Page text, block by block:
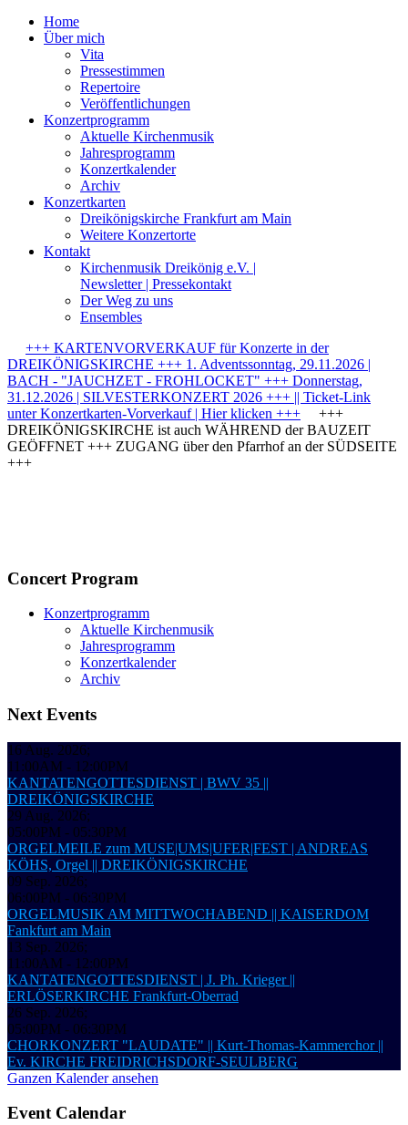
Home
Über mich
Vita
Pressestimmen
Repertoire
Veröffentlichungen
Konzertprogramm
Aktuelle Kirchenmusik
Jahresprogramm
Konzertkalender
Archiv
Konzertkarten
Dreikönigskirche Frankfurt am Main
Weitere Konzertorte
Kontakt
Kirchenmusik Dreikönig e.V. |
Newsletter | Pressekontakt
Der Weg zu uns
Ensembles
+++ KARTENVORVERKAUF für Konzerte in der
DREIKÖNIGSKIRCHE +++ 1. Adventssonntag, 29.11.2026 |
BACH - "JAUCHZET - FROHLOCKET" +++ Donnerstag,
31.12.2026 | SILVESTERKONZERT 2026 +++ || Ticket-Link
unter Konzertkarten-Vorverkauf | Hier klicken +++ +++
DREIKÖNIGSKIRCHE ist auch WÄHREND der BAUZEIT
GEÖFFNET +++ ZUGANG über den Pfarrhof an der SÜDSEITE
+++
Concert Program
Konzertprogramm
Aktuelle Kirchenmusik
Jahresprogramm
Konzertkalender
Archiv
Next Events
16 Aug. 2026;
11:00AM - 12:00PM
KANTATENGOTTESDIENST | BWV 35 ||
DREIKÖNIGSKIRCHE
29 Aug. 2026;
05:00PM - 05:30PM
ORGELMEILE zum MUSE|UMS|UFER|FEST | ANDREAS
KÖHS, Orgel || DREIKÖNIGSKIRCHE
09 Sep. 2026;
06:00PM - 06:30PM
ORGELMUSIK AM MITTWOCHABEND || KAISERDOM
Fankfurt am Main
13 Sep. 2026;
11:00AM - 12:00PM
KANTATENGOTTESDIENST | J. Ph. Krieger ||
ERLÖSERKIRCHE Frankfurt-Oberrad
26 Sep. 2026;
05:00PM - 06:30PM
CHORKONZERT "LAUDATE" || Kurt-Thomas-Kammerchor ||
Ev. KIRCHE FREIDRICHSDORF-SEULBERG
Ganzen Kalender ansehen
Event Calendar